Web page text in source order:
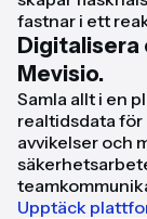
fastnar i ett
Digitalisera
Mevisio.
Samla allt i en
realtidsdata för
avvikelser och
Upptäck